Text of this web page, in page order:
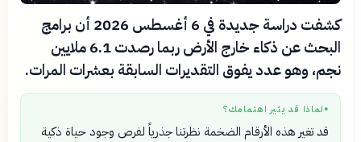
كشفت دراسة جديدة في 6 أغسطس 2026 أن برامج
البحث عن ذكاء خارج الأرض ربما رصدت 6.1 ملايين
نجم، وهو عدد يفوق التقديرات السابقة بعشرات المرات.
● لماذا قد يثير اهتمامك؟
قد تغير هذه الأرقام الضخمة نظرتنا جذرياً لفرص وجود حياة ذكية